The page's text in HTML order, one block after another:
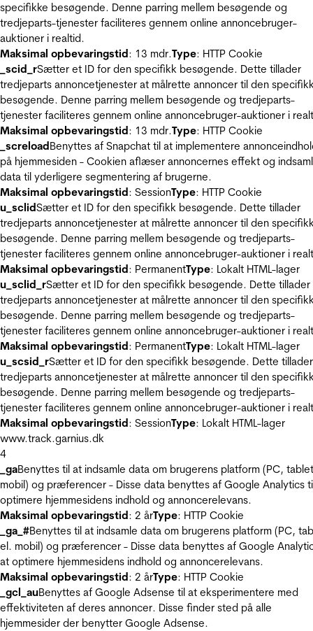
specifikke besøgende. Denne parring mellem besøgende og
tredjeparts-tjenester faciliteres gennem online annoncebruger-
auktioner i realtid.
Maksimal opbevaringstid: 13 mdr.Type: HTTP Cookie
_scid_rSætter et ID for den specifikk besøgende. Dette tillader
tredjeparts annoncetjenester at målrette annoncer til den
besøgende. Denne parring mellem besøgende og tredjeparts-
tjenester faciliteres gennem online annoncebruger-auktioner i
Maksimal opbevaringstid: 13 mdr.Type: HTTP Cookie
_screloadBenyttes af Snapchat til at implementere
på hjemmesiden - Cookien aflæser annoncernes effekt og
data til yderligere segmentering af brugerne.
Maksimal opbevaringstid: SessionType: HTTP Cookie
u_sclidSætter et ID for den specifikk besøgende. Dette tillader
tredjeparts annoncetjenester at målrette annoncer til den
besøgende. Denne parring mellem besøgende og tredjeparts-
tjenester faciliteres gennem online annoncebruger-auktioner i
Maksimal opbevaringstid: PermanentType: Lokalt HTML-lager
u_sclid_rSætter et ID for den specifikk besøgende. Dette tillader
tredjeparts annoncetjenester at målrette annoncer til den
besøgende. Denne parring mellem besøgende og tredjeparts-
tjenester faciliteres gennem online annoncebruger-auktioner i
Maksimal opbevaringstid: PermanentType: Lokalt HTML-lager
u_scsid_rSætter et ID for den specifikk besøgende. Dette tillader
tredjeparts annoncetjenester at målrette annoncer til den
besøgende. Denne parring mellem besøgende og tredjeparts-
tjenester faciliteres gennem online annoncebruger-auktioner i
Maksimal opbevaringstid: SessionType: Lokalt HTML-lager
www.track.garnius.dk
4
_gaBenyttes til at indsamle data om brugerens platform (PC,
mobil) og præferencer - Disse data benyttes af Google Analytics
optimere hjemmesidens indhold og annoncerelevans.
Maksimal opbevaringstid: 2 årType: HTTP Cookie
_ga_#Benyttes til at indsamle data om brugerens platform (PC,
el. mobil) og præferencer - Disse data benyttes af Google
at optimere hjemmesidens indhold og annoncerelevans.
Maksimal opbevaringstid: 2 årType: HTTP Cookie
_gcl_auBenyttes af Google Adsense til at eksperimentere med
effektiviteten af deres annoncer. Disse finder sted på alle
hjemmesider der benytter Google Adsense.